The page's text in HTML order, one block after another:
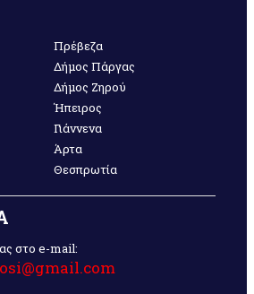
Πρέβεζα
Δήμος Πάργας
Δήμος Ζηρού
Ήπειρος
Γιάννενα
Άρτα
Θεσπρωτία
στο e-mail: